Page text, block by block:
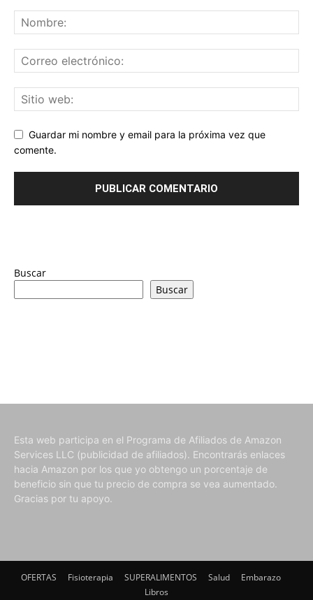
Guardar mi nombre y email para la próxima vez que
comente.
Buscar
Buscar
Esta web participa en el Programa de Afiliados de Amazon
Services LLC (publicidad de afiliados). Encontrarás enlaces
hacia Amazon por los que yo obtengo un porcentaje de
beneficio sin que tu precio de compra se vea aumentado.
Gracias por tu apoyo.
OFERTAS Fisioterapia SUPERALIMENTOS Salud
Embarazo
Libros